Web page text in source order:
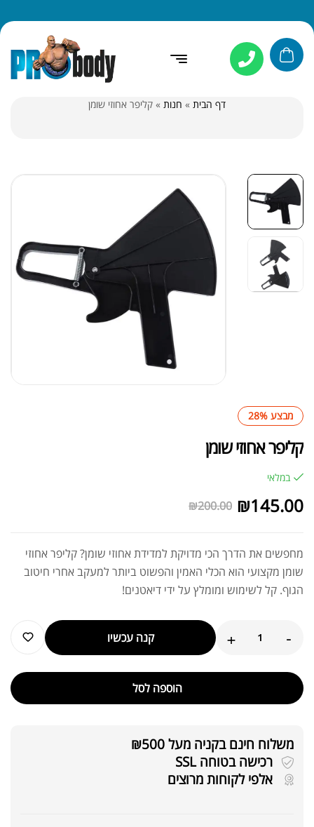
דף הבית » חנות » קליפר אחוזי שומן
מבצע 28%
קליפר אחוזי שומן
במלאי
₪200.00 ₪145.00
מחפשים את הדרך הכי מדויקת למדידת אחוזי שומן? קליפר אחוזי
שומן מקצועי הוא הכלי האמין והפשוט ביותר למעקב אחרי חיטוב
הגוף. קל לשימוש ומומלץ על ידי דיאטנים!
-
+ קנה עכשיו
הוספה לסל
משלוח חינם בקניה מעל ₪500
רכישה בטוחה SSL
אלפי לקוחות מרוצים